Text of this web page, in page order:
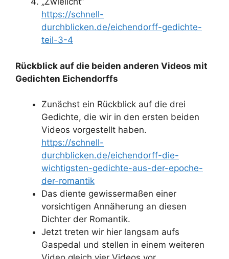
https://schnell-
durchblicken.de/eichendorff-gedichte-
teil-3-4
Rückblick auf die beiden anderen Videos mit
Gedichten Eichendorffs
Zunächst ein Rückblick auf die drei
Gedichte, die wir in den ersten beiden
Videos vorgestellt haben.
https://schnell-
durchblicken.de/eichendorff-die-
wichtigsten-gedichte-aus-der-epoche-
der-romantik
Das diente gewissermaßen einer
vorsichtigen Annäherung an diesen
Dichter der Romantik.
Jetzt treten wir hier langsam aufs
Gaspedal und stellen in einem weiteren